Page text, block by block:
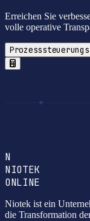
Erreichen Sie
volle operative
N
NIOTEK
ONLINE
Niotek ist ein
die Transformation